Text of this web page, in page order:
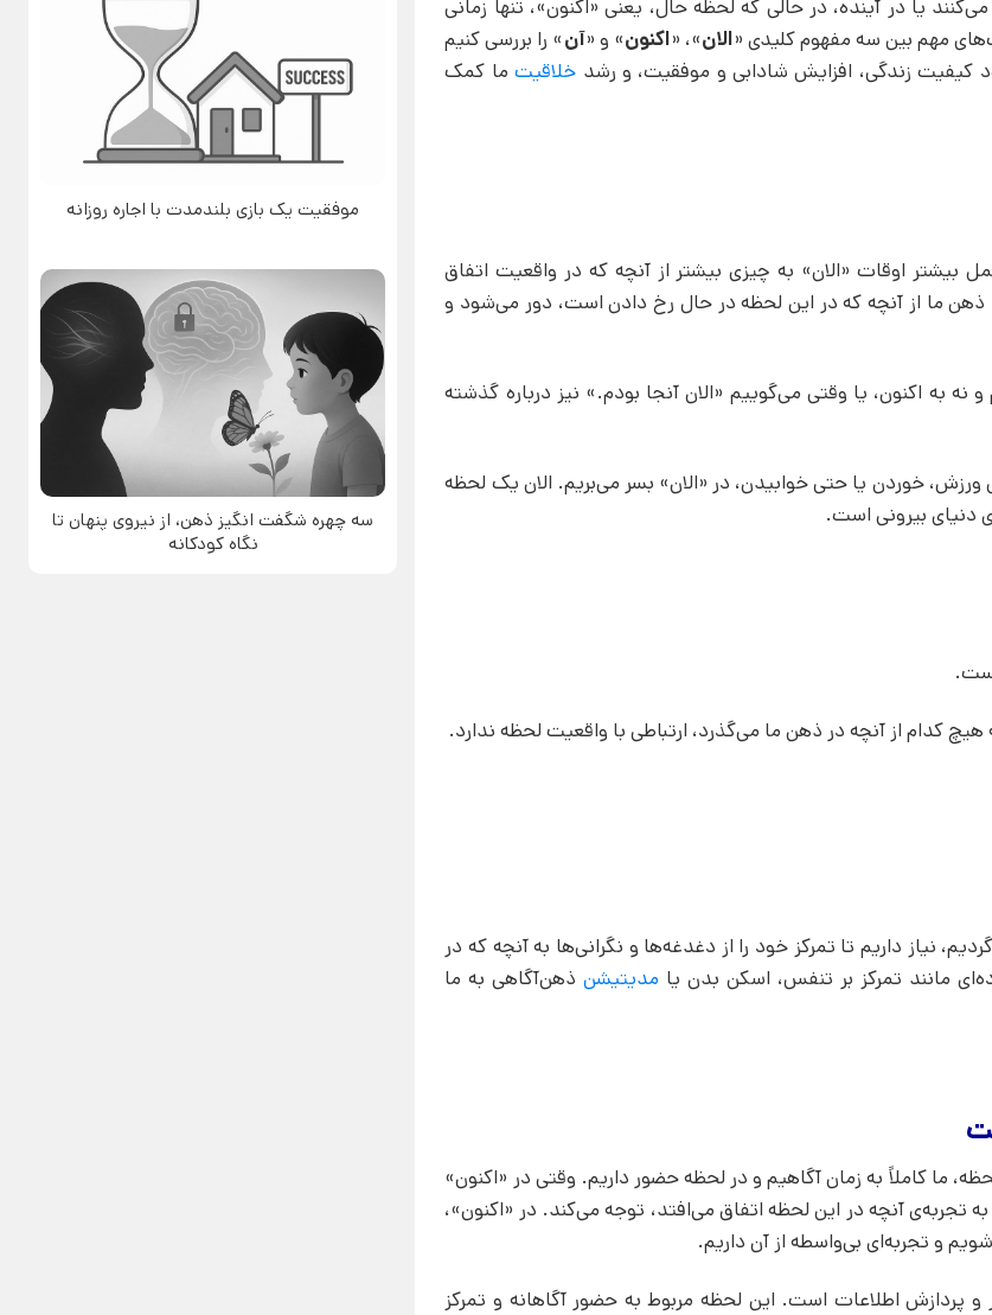
یا در آینده، در حالی که لحظه‌ حال، یعنی «اکنون»، تنها زمانی
مهم بین سه مفهوم کلیدی «الان»، «اکنون» و «آن» را بررسی کنیم
کیفیت زندگی، افزایش شادابی و موفقیت، و رشد خلاقیتما کمک
بیشتر اوقات «الان» به چیزی بیشتر از آنچه که در واقعیت اتفاق
ذهن ما از آنچه که در این لحظه در حال رخ دادن است، دور می‌شود و
به اکنون، یا وقتی می‌گوییم «الان آنجا بودم.» نیز درباره گذشته
خوردن یا حتی خوابیدن، در «الان» بسر می‌بریم. الان یک لحظه
دنیای بیرونی است.
کدام از آنچه در ذهن ما می‌گذرد، ارتباطی با واقعیت لحظه ندارد.
نیاز داریم تا تمرکز خود را از دغدغه‌ها و نگرانی‌ها به آنچه که در
مانند تمرکز بر تنفس، اسکن بدن یا مدیتیشنذهن‌آگاهی به ما
ما کاملاً به زمان آگاهیم و در لحظه حضور داریم. وقتی در «اکنون»
تجربه‌ی آنچه در این لحظه اتفاق می‌افتد، توجه می‌کند. در «اکنون»،
و تجربه‌ای بی‌واسطه از آن داریم.
پردازش اطلاعات است. این لحظه مربوط به حضور آگاهانه و تمرکز
موفقیت یک بازی بلندمدت با اجاره روزانه
سه چهره شگفت انگیز ذهن، از نیروی پنهان تا
نگاه کودکانه